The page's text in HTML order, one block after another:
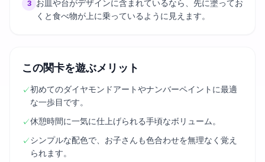
3
お皿や台がデザインに含まれているなら、先に塗ってお
くと食べ物が上に乗っているように見えます。
この関卡を遊ぶメリット
✓初めてのダイヤモンドアートやナンバーペイントに最適
な一歩目です。
✓休憩時間に一気に仕上げられる手頃なボリューム。
✓シンプルな配色で、お子さんも色合わせを無理なく覚え
られます。